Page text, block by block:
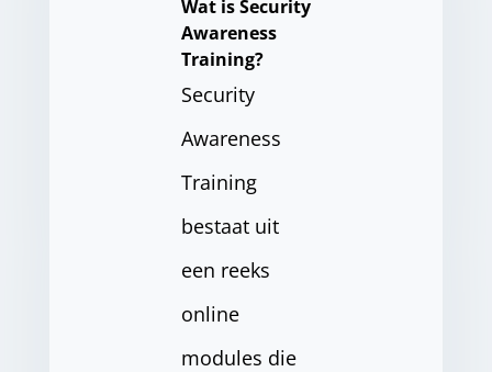
Wat is Security
Awareness
Training?
Security
Awareness
Training
bestaat uit
een reeks
online
modules die